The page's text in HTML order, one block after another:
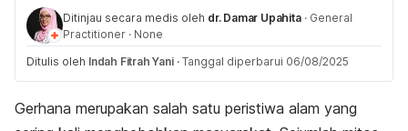
Ditinjau secara medis oleh dr. Damar Upahita · General
Practitioner · None
Ditulis oleh Indah Fitrah Yani · Tanggal diperbarui 06/08/2025
Gerhana merupakan salah satu peristiwa alam yang